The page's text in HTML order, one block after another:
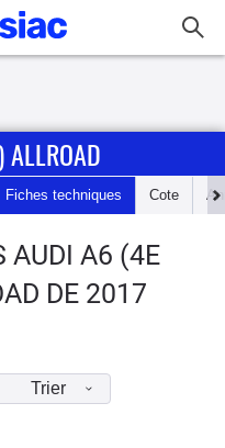
Fiches techniques Cote
AUDI A6 (4E
DE 2017
Trier